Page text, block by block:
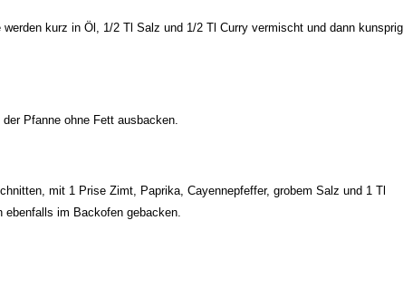
werden kurz in Öl, 1/2 Tl Salz und 1/2 Tl Curry vermischt und dann kunsprig
Pfanne ohne Fett ausbacken.
mit 1 Prise Zimt, Paprika, Cayennepfeffer, grobem Salz und 1 Tl
ebenfalls im Backofen gebacken.